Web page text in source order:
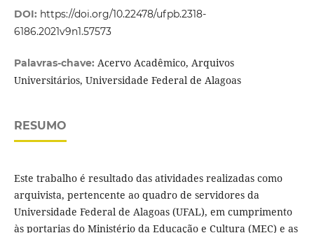
DOI: https://doi.org/10.22478/ufpb.2318-
6186.2021v9n1.57573
Palavras-chave: Acervo Acadêmico, Arquivos
Universitários, Universidade Federal de Alagoas
RESUMO
Este trabalho é resultado das atividades realizadas como
arquivista, pertencente ao quadro de servidores da
Universidade Federal de Alagoas (UFAL), em cumprimento
às portarias do Ministério da Educação e Cultura (MEC) e as